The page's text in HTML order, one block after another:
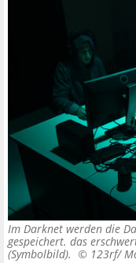
Im Darknet werden die
gespeichert. das
(Symbolbild). © 123rf/